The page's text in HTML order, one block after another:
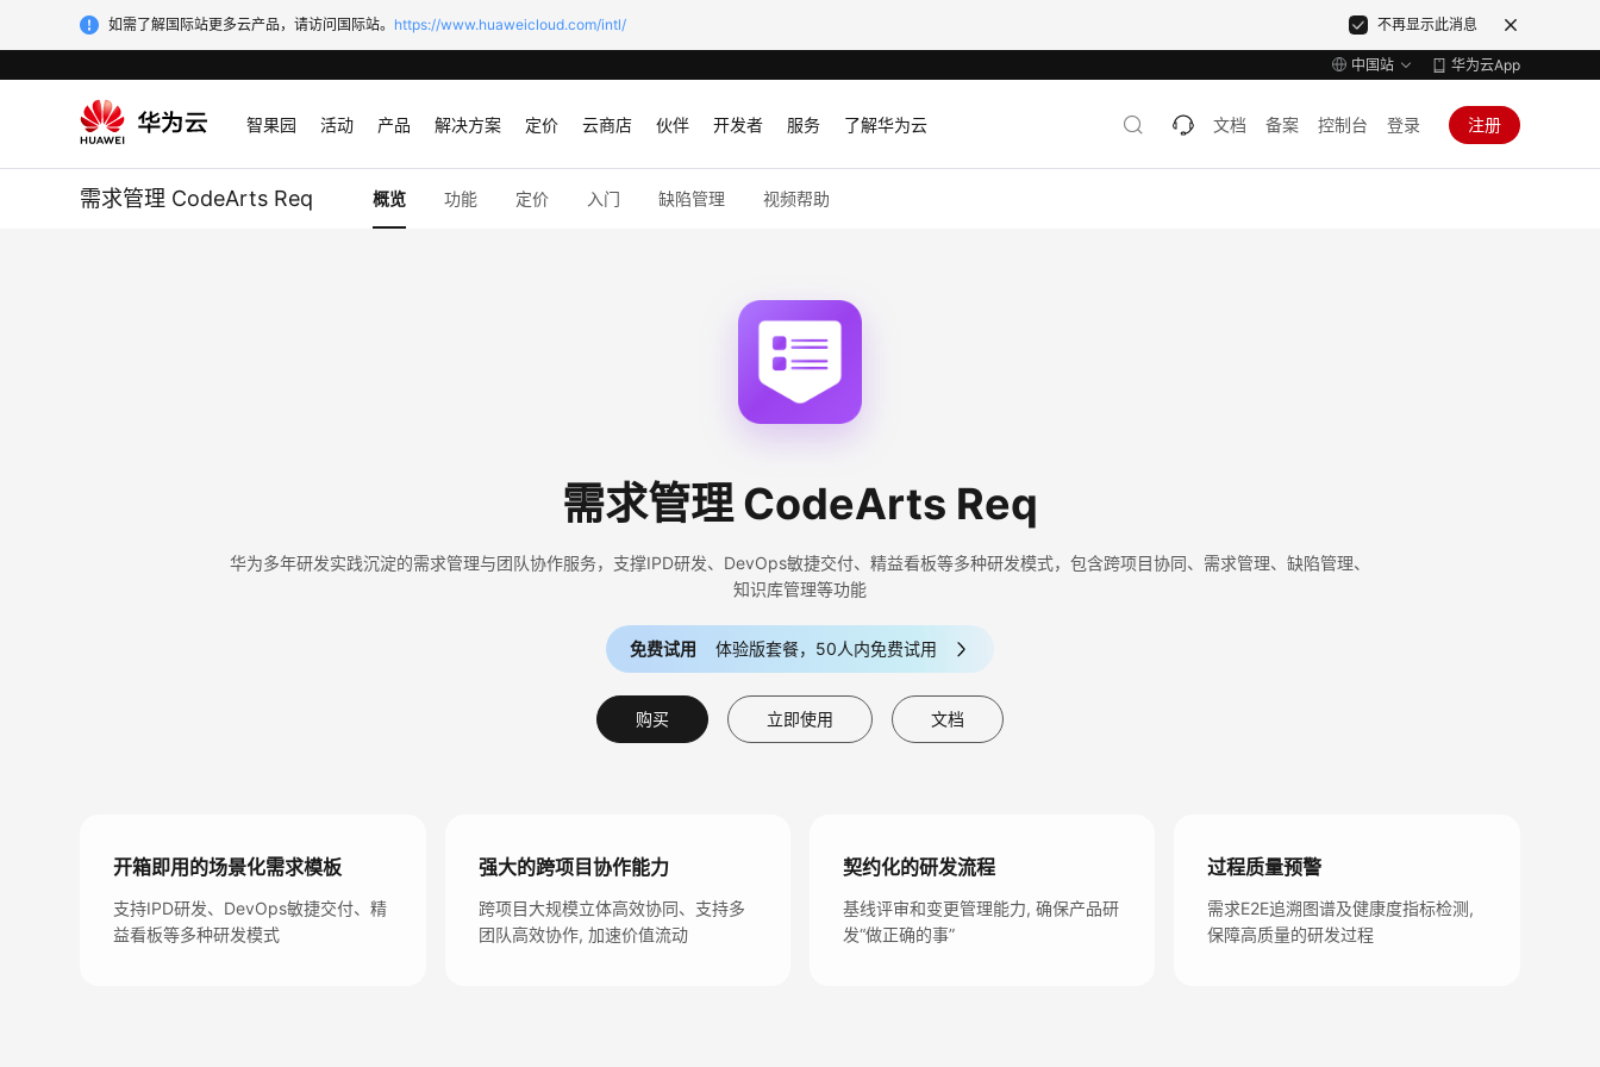
如需了解国际站更多云产品，请访问国际站。 https://www.huaweicloud.com/intl/ 不再显示此消息
中国站 华为云App
智果园 活动 产品 解决方案 定价 云商店 伙伴 开发者 服务 了解华为云 文档 备案 控制台 登录 注册
需求管理 CodeArts Req 概览 功能 定价 入门 缺陷管理 视频帮助
需求管理 CodeArts Req
华为多年研发实践沉淀的需求管理与团队协作服务，支撑IPD研发、DevOps敏捷交付、精益看板等多种研发模式，包含跨项目协同、需求管理、缺陷管理、
知识库管理等功能
免费试用 体验版套餐，50人内免费试用
购买 立即使用 文档
开箱即用的场景化需求模板
支持IPD研发、DevOps敏捷交付、精
益看板等多种研发模式
强大的跨项目协作能力
跨项目大规模立体高效协同、支持多
团队高效协作, 加速价值流动
契约化的研发流程
基线评审和变更管理能力, 确保产品研
发“做正确的事”
过程质量预警
需求E2E追溯图谱及健康度指标检测,
保障高质量的研发过程